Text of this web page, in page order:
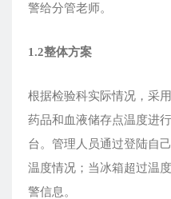
警给分管老师。
1.2整体方案
根据检验科实际情况，采
药品和血液储存点温度进
台。管理人员通过登陆自
温度情况；当冰箱超过温
警信息。